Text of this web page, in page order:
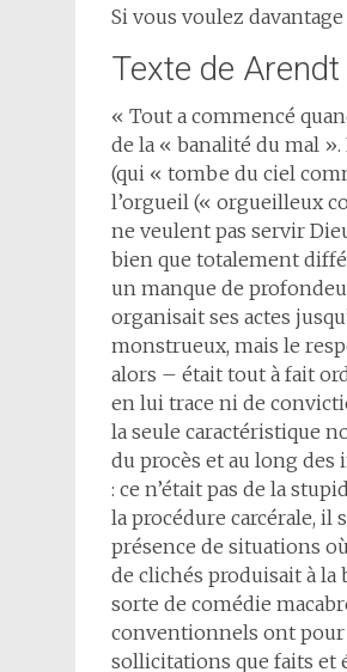
Si vous voulez
Texte de Arendt
« Tout a commencé
de la « banalité du mal
(qui « tombe du ciel
l’orgueil (« orgueilleux
ne veulent pas servir
bien que totalement
un manque de
organisait ses actes
monstrueux, mais le
alors – était tout à fait
en lui trace ni de
la seule caractéristique
du procès et au long
: ce n’était pas de la
la procédure carcérale, il
présence de situations
de clichés produisait à
sorte de comédie
conventionnels ont pour
sollicitations que faits et